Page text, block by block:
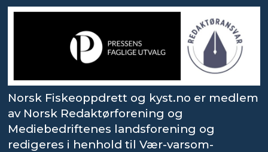
Norsk Fiskeoppdrett og kyst.no er medlem
av Norsk Redaktørforening og
Mediebedriftenes landsforening og
redigeres i henhold til Vær-varsom-